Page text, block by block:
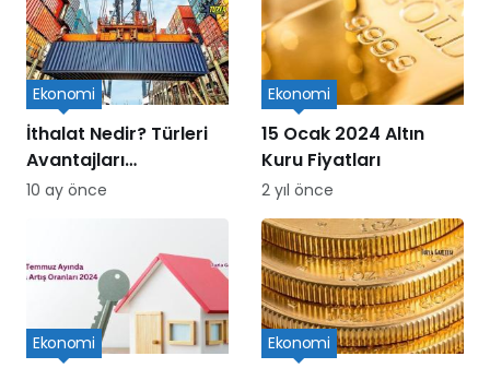
İthalat Nedir? Türleri
Avantajları
Dezavantajları ve
Ekonomi
10 ay önce
15 Ocak 2024 Altın
Kuru Fiyatları
Ekonomi
2 yıl önce
Ekonomi Ekonomi